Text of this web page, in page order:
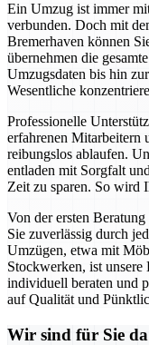
Ein Umzug ist immer
verbunden. Doch mit
Bremerhaven können
übernehmen die
Umzugsdaten bis hin
Wesentliche
Professionelle
erfahrenen Mitarbeitern
reibungslos ablaufen.
entladen mit Sorgfalt
Zeit zu sparen. So wird
Von der ersten
Sie zuverlässig durch
Umzügen, etwa mit
Stockwerken, ist
individuell beraten und
auf Qualität und
Wir sind für Sie da